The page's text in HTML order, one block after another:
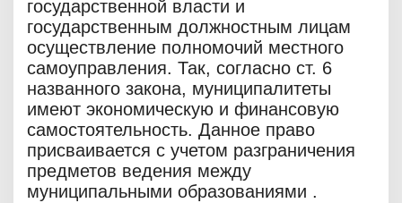
государственной власти и
государственным должностным лицам
осуществление полномочий местного
самоуправления. Так, согласно ст. 6
названного закона, муниципалитеты
имеют экономическую и финансовую
самостоятельность. Данное право
присваивается с учетом разграничения
предметов ведения между
муниципальными образованиями .